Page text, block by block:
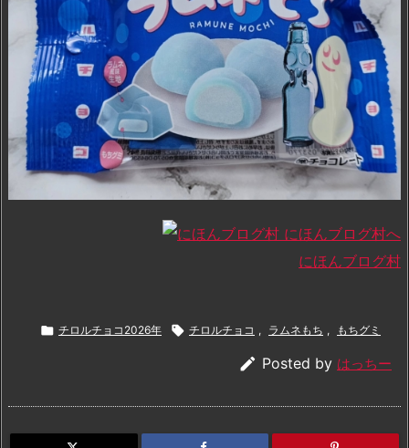
にほんブログ村
 チロルチョコ2026年  チロルチョコ , ラムネもち , もちグミ
 Posted by はっちー